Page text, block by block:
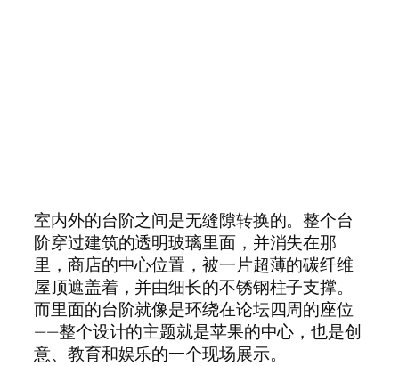
室内外的台阶之间是无缝隙转换的。整个台
阶穿过建筑的透明玻璃里面，并消失在那
里，商店的中心位置，被一片超薄的碳纤维
屋顶遮盖着，并由细长的不锈钢柱子支撑。
而里面的台阶就像是环绕在论坛四周的座位
——整个设计的主题就是苹果的中心，也是创
意、教育和娱乐的一个现场展示。